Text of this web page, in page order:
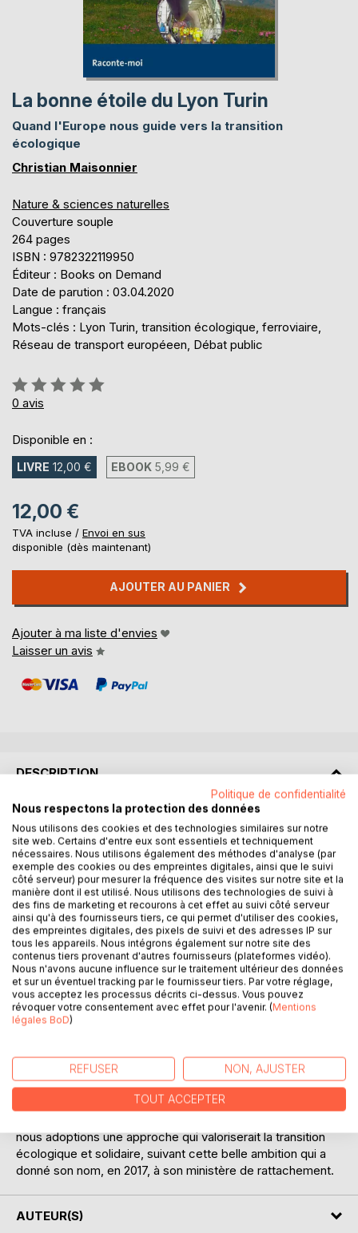
La bonne étoile du Lyon Turin
Quand l'Europe nous guide vers la transition
écologique
Christian Maisonnier
Nature & sciences naturelles
Couverture souple
264 pages
ISBN : 9782322119950
Éditeur : Books on Demand
Date de parution : 03.04.2020
Langue : français
Mots-clés : Lyon Turin, transition écologique, ferroviaire,
Réseau de transport européeen, Débat public
Évaluation:
0%
0 avis
Disponible en :
LIVRE 12,00 € EBOOK 5,99 €
12,00 €
TVA incluse / Envoi en sus
disponible (dès maintenant)
AJOUTER AU PANIER
Ajouter à ma liste d'envies
Laisser un avis
DESCRIPTION
Le Lyon-Turin est le principal projet d'infrastructure sur
lequel l'auteur a travaillé, de 1994 à 2017, au sein des
services régionaux de l'État, à Lyon.
En racontant son histoire, Christian Maisonnier cherche à
comprendre comment ce grand projet ferroviaire a été
imaginé et pourquoi son maillon principal, le tunnel de 57
km sous les Alpes, est en travaux, alors qu'aucune
décision n'est prise sur les lignes nouvelles étudiées entre
Lyon et Turin, de part et d'autre de ce tunnel.
Il met en lumière la complexité du dossier et en donne une
lecture accessible. Loin des polémiques et des idées
préconçues, il montre la diversité des interprétations
possibles de ces données. Il s'inspire des approches
Il constate que nos modèles actuels d'évaluation socio-
économique des investissements, qui reposent trop sur la
croissance, sont inadaptés pour décrire ce que nous
attendons aujourd'hui de ce projet. Il pense que nous
nous adoptions une approche qui valoriserait la transition
écologique et solidaire, suivant cette belle ambition qui a
donné son nom, en 2017, à son ministère de rattachement.
AUTEUR(S)
Politique de confidentialité
Nous respectons la protection des données
Nous utilisons des cookies et des technologies similaires sur notre
site web. Certains d'entre eux sont essentiels et techniquement
nécessaires. Nous utilisons également des méthodes d'analyse (par
exemple des cookies ou des empreintes digitales, ainsi que le suivi
côté serveur) pour mesurer la fréquence des visites sur notre site et la
manière dont il est utilisé. Nous utilisons des technologies de suivi à
des fins de marketing et recourons à cet effet au suivi côté serveur
ainsi qu'à des fournisseurs tiers, ce qui permet d'utiliser des cookies,
des empreintes digitales, des pixels de suivi et des adresses IP sur
tous les appareils. Nous intégrons également sur notre site des
contenus tiers provenant d'autres fournisseurs (plateformes vidéo).
Nous n'avons aucune influence sur le traitement ultérieur des données
et sur un éventuel tracking par le fournisseur tiers. Par votre réglage,
vous acceptez les processus décrits ci-dessus. Vous pouvez
révoquer votre consentement avec effet pour l'avenir. (Mentions
légales BoD)
REFUSER NON, AJUSTER
TOUT ACCEPTER